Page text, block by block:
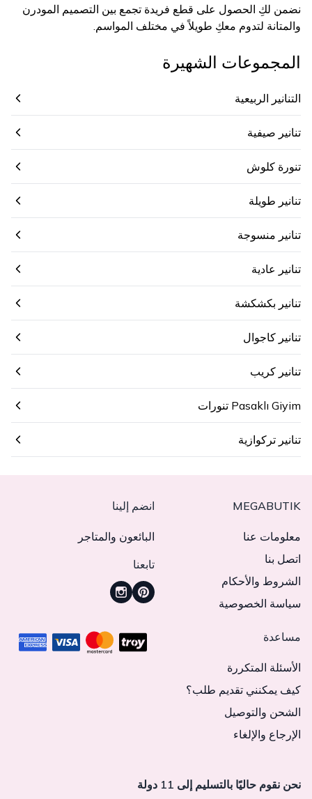
نضمن لكِ الحصول على قطع فريدة تجمع بين التصميم المودرن
والمتانة لتدوم معكِ طويلاً في مختلف المواسم.
المجموعات الشهيرة
التنانير الربيعية
تنانير صيفية
تنورة كلوش
تنانير طويلة
تنانير منسوجة
تنانير عادية
تنانير بكشكشة
تنانير كاجوال
تنانير كريب
Pasaklı Giyim تنورات
تنانير تركوازية
MEGABUTIK
معلومات عنا
اتصل بنا
الشروط والأحكام
سياسة الخصوصية
انضم إلينا
البائعون والمتاجر
تابعنا
مساعدة
الأسئلة المتكررة
كيف يمكنني تقديم طلب؟
الشحن والتوصيل
الإرجاع والإلغاء
نحن نقوم حاليًا بالتسليم إلى 11 دولة